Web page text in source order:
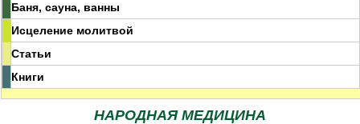
Баня, сауна, ванны
Исцеление молитвой
Статьи
Книги
НАРОДНАЯ МЕДИЦИНА